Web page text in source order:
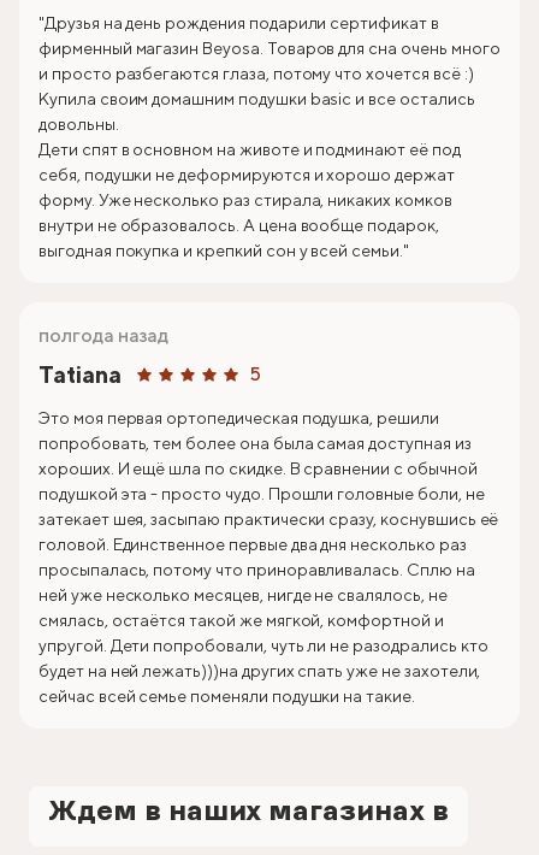
"Друзья на день рождения подарили сертификат в
фирменный магазин Beyosa. Товаров для сна очень много
и просто разбегаются глаза, потому что хочется всё :)
Купила своим домашним подушки basic и все остались
довольны.
Дети спят в основном на животе и подминают её под
себя, подушки не деформируются и хорошо держат
форму. Уже несколько раз стирала, никаких комков
внутри не образовалось. А цена вообще подарок,
выгодная покупка и крепкий сон у всей семьи."
Tatiana 5
полгода назад
Это моя первая ортопедическая подушка, решили
попробовать, тем более она была самая доступная из
хороших. И ещё шла по скидке. В сравнении с обычной
подушкой эта - просто чудо. Прошли головные боли, не
затекает шея, засыпаю практически сразу, коснувшись её
головой. Единственное первые два дня несколько раз
просыпалась, потому что приноравливалась. Сплю на
ней уже несколько месяцев, нигде не свалялось, не
смялась, остаётся такой же мягкой, комфортной и
упругой. Дети попробовали, чуть ли не разодрались кто
будет на ней лежать)))на других спать уже не захотели,
сейчас всей семье поменяли подушки на такие.
Ждем в наших магазинах в